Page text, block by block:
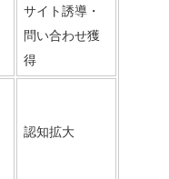
サイト誘導・
問い合わせ獲
得
認知拡大